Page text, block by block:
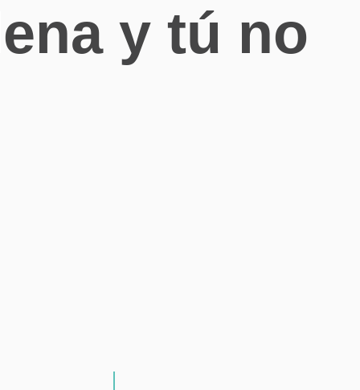
y tú no